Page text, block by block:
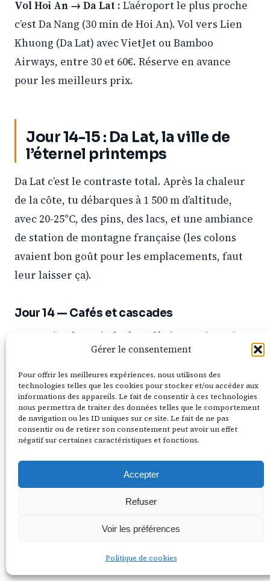
Gérer le consentement
Pour offrir les meilleures expériences, nous utilisons des
technologies telles que les cookies pour stocker et/ou accéder aux
informations des appareils. Le fait de consentir à ces technologies
nous permettra de traiter des données telles que le comportement
de navigation ou les ID uniques sur ce site. Le fait de ne pas
consentir ou de retirer son consentement peut avoir un effet
négatif sur certaines caractéristiques et fonctions.
Accepter
Refuser
Voir les préférences
Politique de cookies
Vol Hoi An → Da Lat : L’aéroport le plus proche
c’est Da Nang (30 min de Hoi An). Vol vers Lien
Khuong (Da Lat) avec VietJet ou Bamboo
Airways, entre 30 et 60€. Réserve en avance
pour les meilleurs prix.
Jour 14-15 : Da Lat, la ville de
l’éternel printemps
Da Lat c’est le contraste total. Après la chaleur
de la côte, tu débarques à 1 500 m d’altitude,
avec 20-25°C, des pins, des lacs, et une ambiance
de station de montagne française (les colons
avaient bon goût pour les emplacements, faut
leur laisser ça).
Jour 14 — Cafés et cascades
Da Lat c’est la capitale du café vietnamien. Y’a
des coffee shops PARTOUT, certains perchés
dans les arbres, d’autres dans des serres,
d’autres dans des entrepôts rénovés. C’est le
paradis des accros à la caféine.
Là Viet Coffee: torréfaction artisanale,
ambiance industrielle chic
The Married Beans: dans un jardin,
Cong Caphe: chaîne nationale mais